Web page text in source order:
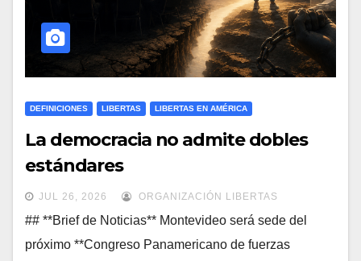
DEFINICIONES LIBERTAS LIBERTAS EN AMÉRICA
La democracia no admite dobles
estándares
JUL 26, 2026 ORGANIZACIÓN LIBERTAS
## **Brief de Noticias** Montevideo será sede del
próximo **Congreso Panamericano de fuerzas